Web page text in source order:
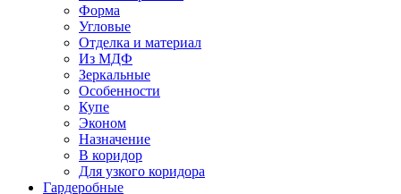
Форма
Угловые
Отделка и материал
Из МДФ
Зеркальные
Особенности
Купе
Эконом
Назначение
В коридор
Для узкого коридора
Гардеробные